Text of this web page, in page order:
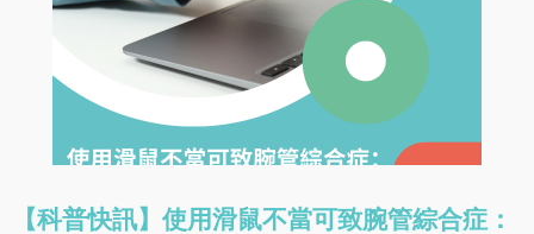
【科普快訊】使用滑鼠不當可致腕管綜合症：